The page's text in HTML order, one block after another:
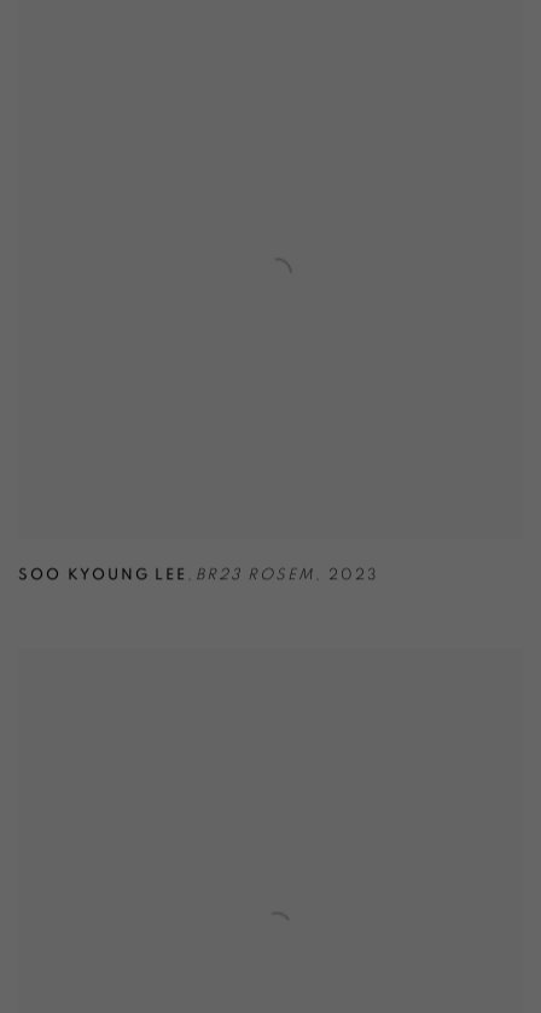
SOO KYOUNG LEE , BR23 ROSEM , 2023